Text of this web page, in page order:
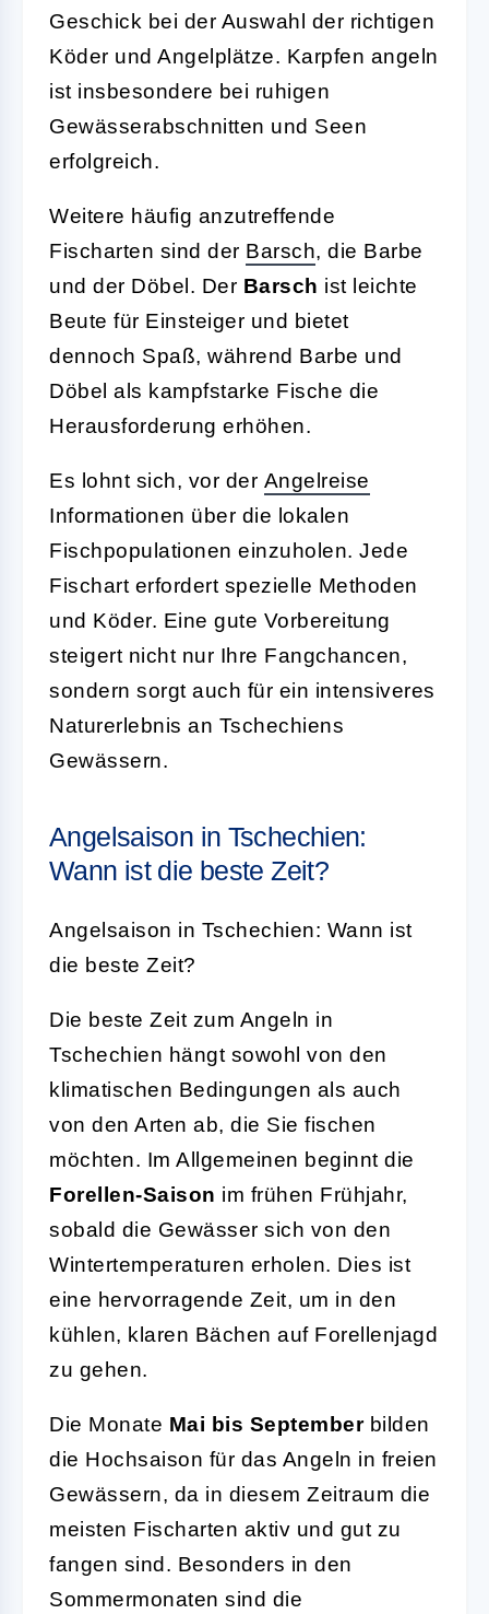
Geschick bei der Auswahl der richtigen
Köder und Angelplätze. Karpfen angeln
ist insbesondere bei ruhigen
Gewässerabschnitten und Seen
erfolgreich.
Weitere häufig anzutreffende
Fischarten sind der Barsch, die Barbe
und der Döbel. Der Barsch ist leichte
Beute für Einsteiger und bietet
dennoch Spaß, während Barbe und
Döbel als kampfstarke Fische die
Herausforderung erhöhen.
Es lohnt sich, vor der Angelreise
Informationen über die lokalen
Fischpopulationen einzuholen. Jede
Fischart erfordert spezielle Methoden
und Köder. Eine gute Vorbereitung
steigert nicht nur Ihre Fangchancen,
sondern sorgt auch für ein intensiveres
Naturerlebnis an Tschechiens
Gewässern.
Angelsaison in Tschechien:
Wann ist die beste Zeit?
Angelsaison in Tschechien: Wann ist
die beste Zeit?
Die beste Zeit zum Angeln in
Tschechien hängt sowohl von den
klimatischen Bedingungen als auch
von den Arten ab, die Sie fischen
möchten. Im Allgemeinen beginnt die
Forellen-Saison im frühen Frühjahr,
sobald die Gewässer sich von den
Wintertemperaturen erholen. Dies ist
eine hervorragende Zeit, um in den
kühlen, klaren Bächen auf Forellenjagd
zu gehen.
Die Monate Mai bis Septemberbilden
die Hochsaison für das Angeln in freien
Gewässern, da in diesem Zeitraum die
meisten Fischarten aktiv und gut zu
fangen sind. Besonders in den
Sommermonaten sind die